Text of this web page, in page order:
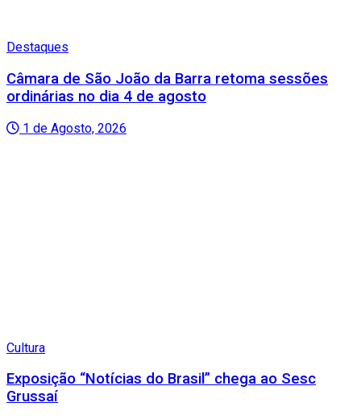
Destaques
Câmara de São João da Barra retoma sessões
ordinárias no dia 4 de agosto
1 de Agosto, 2026
Cultura
Exposição “Notícias do Brasil” chega ao Sesc
Grussaí